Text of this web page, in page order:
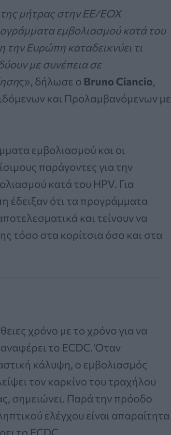
της μήτρας στην ΕΕ/ΕΟΧ
εμβολιασμού κατά του
Ευρώπη καταδεικνύει τι
με συνέπεια σε
ς», δήλωσε ο Bruno Ciancio,
και Προλαμβανόμενων με
εμβολιασμού και οι
παράγοντες για την
κατά του HPV. Για
έδειξαν ότι τα προγράμματα
και τείνουν να
τόσο στα κορίτσια όσο και στα
χρόνο με το χρόνο για να
το ECDC. Όταν
κάλυψη, ο εμβολιασμός
τον καρκίνο του τραχήλου
σημειώνει. Παρά την πρόοδο
ελέγχου είναι απαραίτητα
το ECDC.